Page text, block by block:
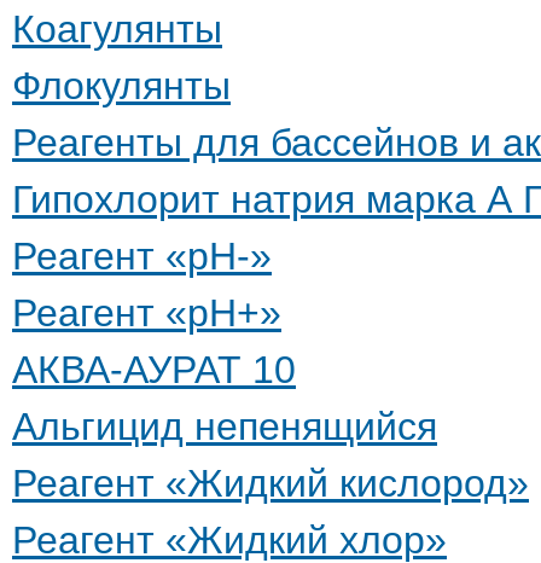
Коагулянты
Флокулянты
Реагенты для бассейнов и
Гипохлорит натрия марка А
Реагент «pH-»
Реагент «pH+»
АКВА-АУРАТ 10
Альгицид непенящийся
Реагент «Жидкий кислород»
Реагент «Жидкий хлор»